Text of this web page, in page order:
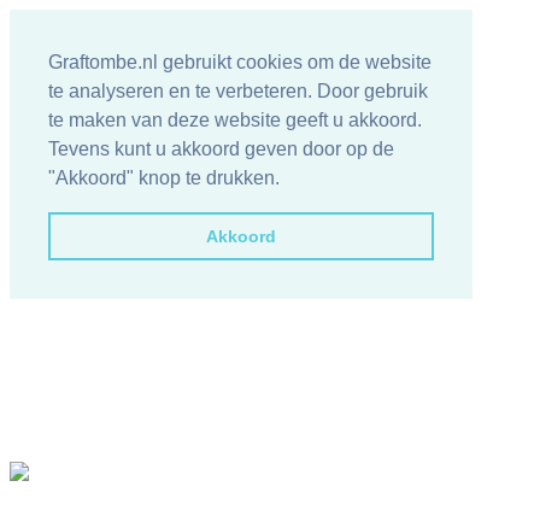
Graftombe.nl gebruikt cookies om de website
te analyseren en te verbeteren. Door gebruik
te maken van deze website geeft u akkoord.
Tevens kunt u akkoord geven door op de
"Akkoord" knop te drukken.
Akkoord